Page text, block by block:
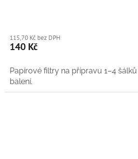
115,70 Kč bez DPH
140 Kč
Papírové filtry na přípravu 1–4 šálků
balení.